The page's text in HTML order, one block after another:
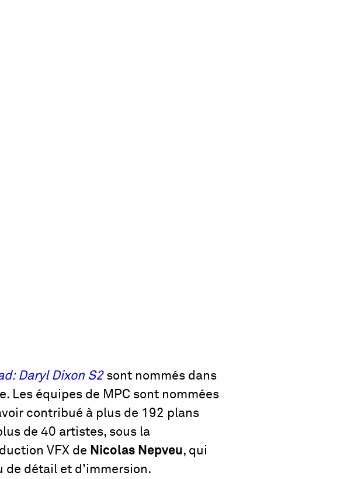
Daryl Dixon S2sont nommés dans
Les équipes de MPC sont nommées
contribué à plus de 192 plans
de 40 artistes, sous la
VFX de Nicolas Nepveu, qui
détail et d’immersion.